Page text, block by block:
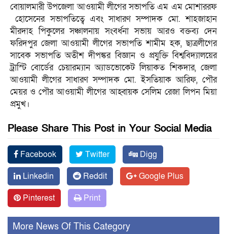
বোয়ালমারী উপজেলা আওয়ামী লীগের সভাপতি এম এম মোশাররফ
হোসেনের সভাপতিত্বে এবং সাধারণ সম্পাদক মো. শাহজাহান
মীরদাহ পিকুলের সঞ্চালনায় সংবর্ধনা সভায় আরও বক্তব্য দেন
ফরিদপুর জেলা আওয়ামী লীগের সভাপতি শামীম হক, ছাত্রলীগের
সাবেক সভাপতি অতীশ দীপঙ্কর বিজ্ঞান ও প্রযুক্তি বিশ্ববিদ্যালয়ের
ট্রাস্টি বোর্ডের চেয়ারম্যান অ্যাডভোকেট লিয়াকত শিকদার, জেলা
আওয়ামী লীগের সাধারণ সম্পাদক মো. ইসতিয়াক আরিফ, পৌর
মেয়র ও পৌর আওয়ামী লীগের আহ্বায়ক সেলিম রেজা লিপন মিয়া
প্রমুখ।
Please Share This Post in Your Social Media
Facebook Twitter
Digg
Linkedin
Reddit
Google Plus
Pinterest
Print
More News Of This Category